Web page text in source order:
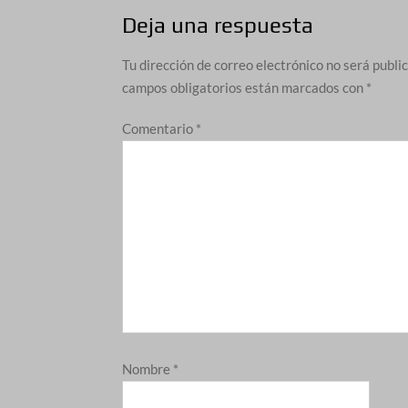
Deja una respuesta
Tu dirección de correo electrónico no será
campos obligatorios están marcados con *
Comentario *
Nombre *